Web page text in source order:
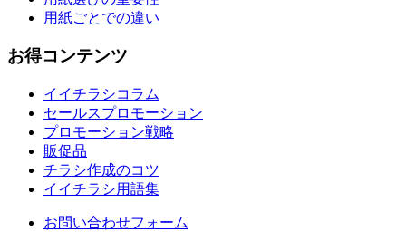
用紙ごとでの違い
お得コンテンツ
イイチラシコラム
セールスプロモーション
プロモーション戦略
販促品
チラシ作成のコツ
イイチラシ用語集
お問い合わせフォーム